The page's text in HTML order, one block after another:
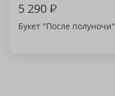
5 290₽
Букет "После полуночи"